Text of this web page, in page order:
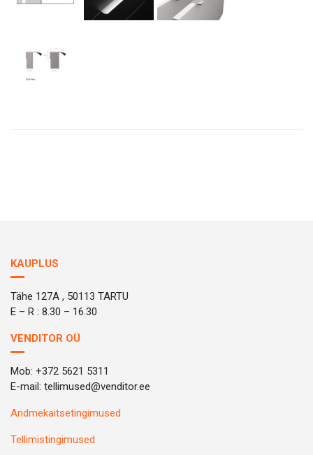
KAUPLUS
Tähe 127A , 50113 TARTU
E – R : 8.30 – 16.30
VENDITOR OÜ
Mob: +372 5621 5311
E-mail: tellimused@venditor.ee
Andmekaitsetingimused
Tellimistingimused